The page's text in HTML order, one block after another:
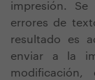
impresión.
errores de
resultado es
enviar a la